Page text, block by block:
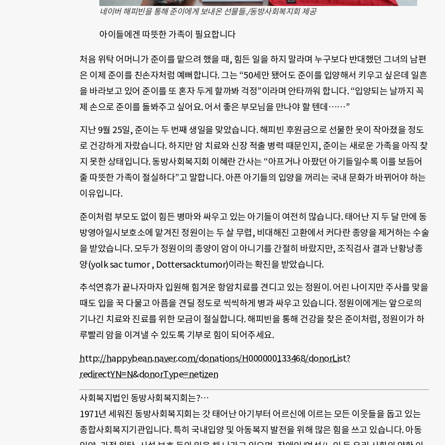
네이버 해피빈을 통해 준이에게 보내온 선물들./동방사회복지회 제공
아이들에겐 따뜻한 가족이 필요합니다
처음 위탁 어머니가 준이를 맡으려 했을 때, 힘든 일을 하지 말라며 누구보다 반대했던 그녀의 남편
은 이제 준이를 친손자처럼 예뻐합니다. 그는 “50세만 됐어도 준이를 입양해서 키우고 싶은데 일흔
을 바라보고 있어 준이를 또 혼자 두게 할까봐 걱정”이라며 안타까워 합니다. “입양되는 날까지 꼭
제 손으로 준이를 돌봐주고 싶어요. 어서 좋은 부모님을 만나야 할 텐데……”
지난 9월 25일, 준이는 두 번째 생일을 맞았습니다. 해피빈 후원금으로 선물한 옷이 작아졌을 정도
로 건강하게 자랐습니다. 하지만 암 치료와 신장 적출 병력 때문인지, 준이는 새로운 가족을 아직 찾
지 못한 상태입니다. 동방사회복지회 이혜란 간사는 “아프거나 아팠던 아기들일수록 이를 보듬어
줄 따뜻한 가족이 절실하다”고 말합니다. 아픈 아기들의 입양을 꺼리는 국내 문화가 바뀌어야 하는
이유입니다.
준이처럼 부모도 없이 힘든 병마와 싸우고 있는 아기들이 여전히 많습니다. 태어난 지 두 달 만에 동
방영아일시보호소에 맡겨진 정원이는 두 살 무렵, 비대해진 고환에서 커다란 종양을 제거하는 수술
을 받았습니다. 모두가 정원이의 종양이 암이 아니기를 간절히 바랐지만, 조직검사 결과 난황낭종
양(yolk sac tumor , Dottersacktumor)이라는 확진을 받았습니다.
추석연휴가 끝나자마자 입원해 힘겨운 항암치료를 견디고 있는 정원이. 어린 나이지만 주사를 맞을
때도 입을 꾹 다물고 아픔을 견딜 정도로 씩씩하게 병과 싸우고 있습니다. 정원이에게는 앞으로의
기나긴 치료와 진료를 위한 모금이 절실합니다. 해피빈을 통해 건강을 찾은 준이처럼, 정원이가 하
루빨리 암을 이겨낼 수 있도록 기부로 힘이 되어주세요.
http://happybean.naver.com/donations/H000000133468/donorList?
redirectYN=N&donorType=netizen
사회복지법인 동방사회복지회는?…
1971년 세워진 동방사회복지회는 갓 태어난 아기부터 어르신에 이르는 모든 이웃들을 돕고 있는
종합사회복지기관입니다. 특히 국내입양 및 아동복지 발전을 위해 많은 힘을 쓰고 있습니다. 아동